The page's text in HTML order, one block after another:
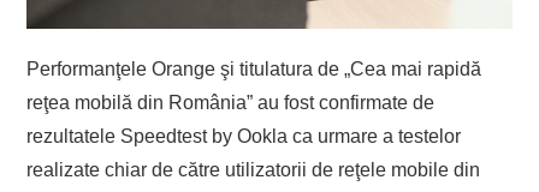
Performanţele Orange şi titulatura de „Cea mai rapidă
reţea mobilă din România” au fost confirmate de
rezultatele Speedtest by Ookla ca urmare a testelor
realizate chiar de către utilizatorii de reţele mobile din